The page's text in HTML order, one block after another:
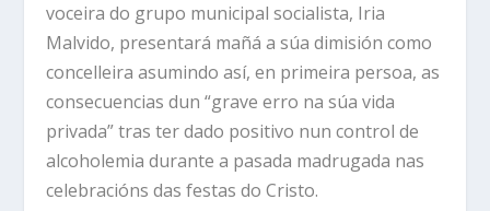
voceira do grupo municipal socialista, Iria
Malvido, presentará mañá a súa dimisión como
concelleira asumindo así, en primeira persoa, as
consecuencias dun “grave erro na súa vida
privada” tras ter dado positivo nun control de
alcoholemia durante a pasada madrugada nas
celebracións das festas do Cristo.